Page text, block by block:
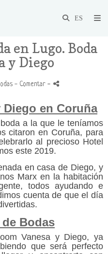
en Lugo. Boda
y Diego
- Comentar -
Diego en Coruña
a la que le teníamos
citaron en Coruña, para
al precioso Hotel
este 2019.
en casa de Diego, y
Marx en la habitación
todos ayudando e
cuenta de que el día
Bodas
Vanesa y Diego, ya
que será perfecto